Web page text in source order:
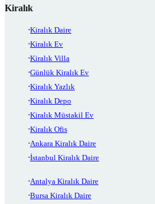
Kiralık
Kiralık Daire
Kiralık Ev
Kiralık Villa
Günlük Kiralık Ev
Kiralık Yazlık
Kiralık Depo
Kiralık Müstakil Ev
Kiralık Ofis
Ankara Kiralık Daire
İstanbul Kiralık Daire
Antalya Kiralık Daire
Bursa Kiralık Daire